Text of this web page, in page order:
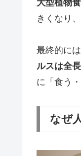
大型植物
きくなり
最終的に
ルスは全
に「食う
なぜ